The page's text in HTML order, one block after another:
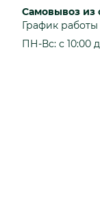
Самовывоз из
График
ПН-Вс: с 10:00